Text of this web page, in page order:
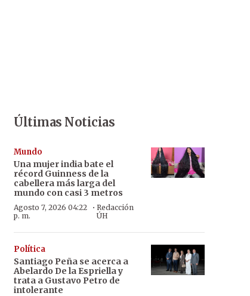
Últimas Noticias
Mundo
Una mujer india bate el
récord Guinness de la
cabellera más larga del
mundo con casi 3 metros
Agosto 7, 2026 04:22
p. m.
·Redacción
ÚH
Política
Santiago Peña se acerca a
Abelardo De la Espriella y
trata a Gustavo Petro de
intolerante